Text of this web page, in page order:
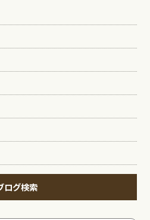
ログ検索